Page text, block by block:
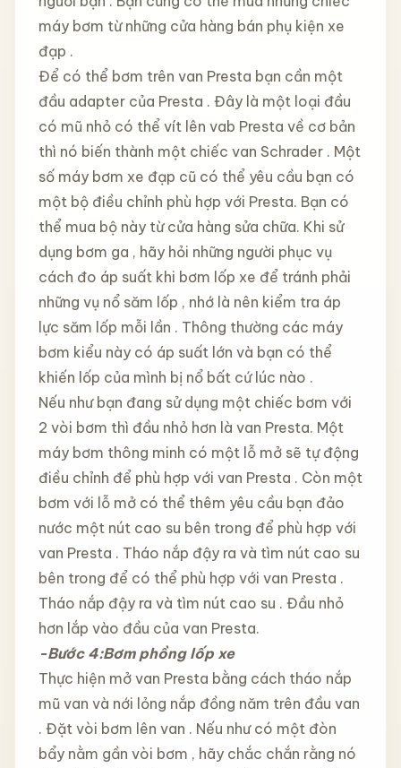
máy bơm từ những cửa hàng bán phụ kiện xe
đạp .
Để có thể bơm trên van Presta bạn cần một
đầu adapter của Presta . Đây là một loại đầu
có mũ nhỏ có thể vít lên vab Presta về cơ bản
thì nó biến thành một chiếc van Schrader . Một
số máy bơm xe đạp cũ có thể yêu cầu bạn có
một bộ điều chỉnh phù hợp với Presta. Bạn có
thể mua bộ này từ cửa hàng sửa chữa. Khi sử
dụng bơm ga , hãy hỏi những người phục vụ
cách đo áp suất khi bơm lốp xe để tránh phải
những vụ nổ săm lốp , nhớ là nên kiểm tra áp
lực săm lốp mỗi lần . Thông thường các máy
bơm kiểu này có áp suất lớn và bạn có thể
khiến lốp của mình bị nổ bất cứ lúc nào .
Nếu như bạn đang sử dụng một chiếc bơm với
2 vòi bơm thì đầu nhỏ hơn là van Presta. Một
máy bơm thông minh có một lỗ mở sẽ tự động
điều chỉnh để phù hợp với van Presta . Còn một
bơm với lỗ mở có thể thêm yêu cầu bạn đảo
nước một nút cao su bên trong để phù hợp với
van Presta . Tháo nắp đậy ra và tìm nút cao su
bên trong để có thể phù hợp với van Presta .
Tháo nắp đậy ra và tìm nút cao su . Đầu nhỏ
hơn lắp vào đầu của van Presta.
-Bước 4:Bơm phồng lốp xe
Thực hiện mở van Presta bằng cách tháo nắp
mũ van và nới lỏng nắp đồng năm trên đầu van
. Đặt vòi bơm lên van . Nếu như có một đòn
bẩy nằm gần vòi bơm , hãy chắc chắn rằng nó